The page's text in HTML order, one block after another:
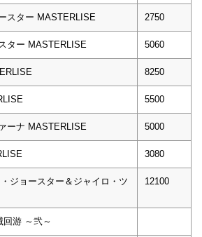
スター MASTERLISE 2750
ター MASTERLISE 5060
8250
5500
ーナ MASTERLISE 5000
3080
ジョースター＆ジャイロ・ツ
12100
游 ～弐～